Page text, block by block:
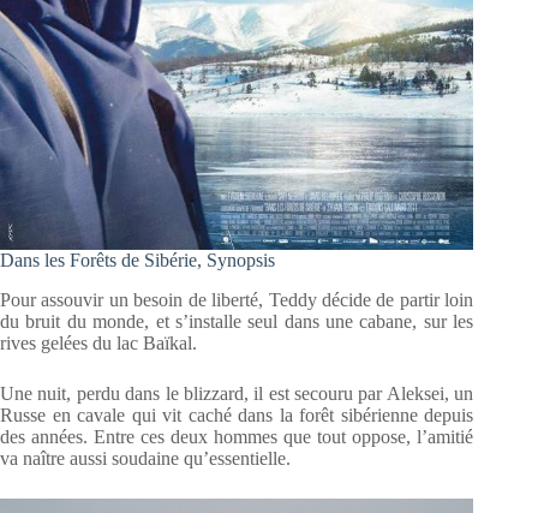
Dans les Forêts de Sibérie, Synopsis
Pour assouvir un besoin de liberté, Teddy décide de partir loin
du bruit du monde, et s’installe seul dans une cabane, sur les
rives gelées du lac Baïkal.
Une nuit, perdu dans le blizzard, il est secouru par Aleksei, un
Russe en cavale qui vit caché dans la forêt sibérienne depuis
des années. Entre ces deux hommes que tout oppose, l’amitié
va naître aussi soudaine qu’essentielle.